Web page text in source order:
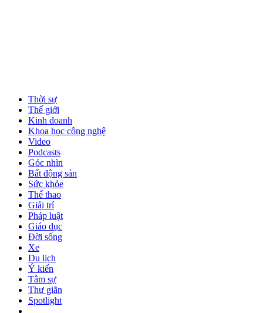
Thời sự
Thế giới
Kinh doanh
Khoa học công nghệ
Video
Podcasts
Góc nhìn
Bất động sản
Sức khỏe
Thể thao
Giải trí
Pháp luật
Giáo dục
Đời sống
Xe
Du lịch
Ý kiến
Tâm sự
Thư giãn
Spotlight